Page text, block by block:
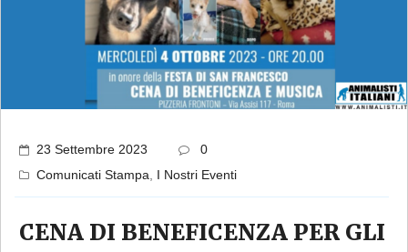
23 Settembre 2023
0
Comunicati Stampa, I Nostri Eventi
CENA DI BENEFICENZA PER GLI